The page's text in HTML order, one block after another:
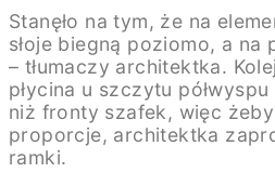
Stanęło na tym, że na
słoje biegną poziomo, a na
– tłumaczy architektka.
płycina u szczytu
niż fronty szafek, więc
proporcje, architektka
ramki.